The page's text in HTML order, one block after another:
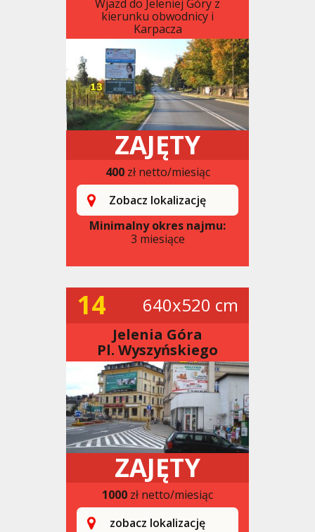
Wjazd do Jeleniej Góry z
kierunku obwodnicy i
Karpacza
ZAJĘTY
400zł netto/miesiąc
Zobacz lokalizację
Minimalny okres najmu:
3 miesiące
14 640x520 cm
Jelenia Góra
Pl. Wyszyńskiego
ZAJĘTY
1000 zł netto/miesiąc
zobacz lokalizację